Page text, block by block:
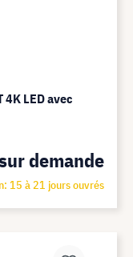
LED avec
demande
15 à 21 jours ouvrés